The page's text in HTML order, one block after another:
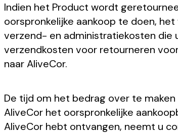
Indien het Product wordt
oorspronkelijke aankoop te doen,
verzend- en administratiekosten die
verzendkosten voor retourneren
naar AliveCor.
De tijd om het bedrag over te
AliveCor het oorspronkelijke
AliveCor hebt ontvangen, neemt u